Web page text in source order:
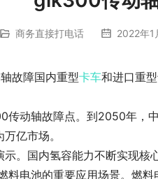
商务直接打电话 2022年1
故障国内重型卡车和进口重
传动轴故障点。到2050年，
亿市场。
。国内氢容能力不断实现核
电池的重要应用场景。燃料